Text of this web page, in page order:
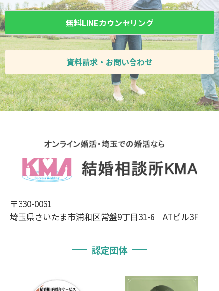
無料LINEカウンセリング
資料請求・お問い合わせ
〒330-0061
埼玉県さいたま市浦和区常盤9丁目31-6 ATビル3F
認定団体